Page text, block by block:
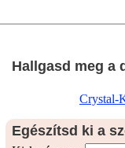
Hallgasd meg a
Crystal-
Egészítsd ki a